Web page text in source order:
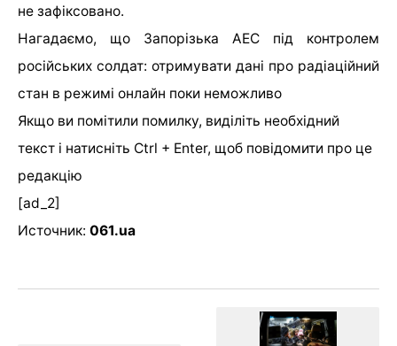
не зафіксовано.
Нагадаємо, що Запорізька АЕС під контролем
російських солдат: отримувати дані про радіаційний
стан в режимі онлайн поки неможливо
Якщо ви помітили помилку, виділіть необхідний
текст і натисніть Ctrl + Enter, щоб повідомити про це
редакцію
[ad_2]
Источник: 061.ua